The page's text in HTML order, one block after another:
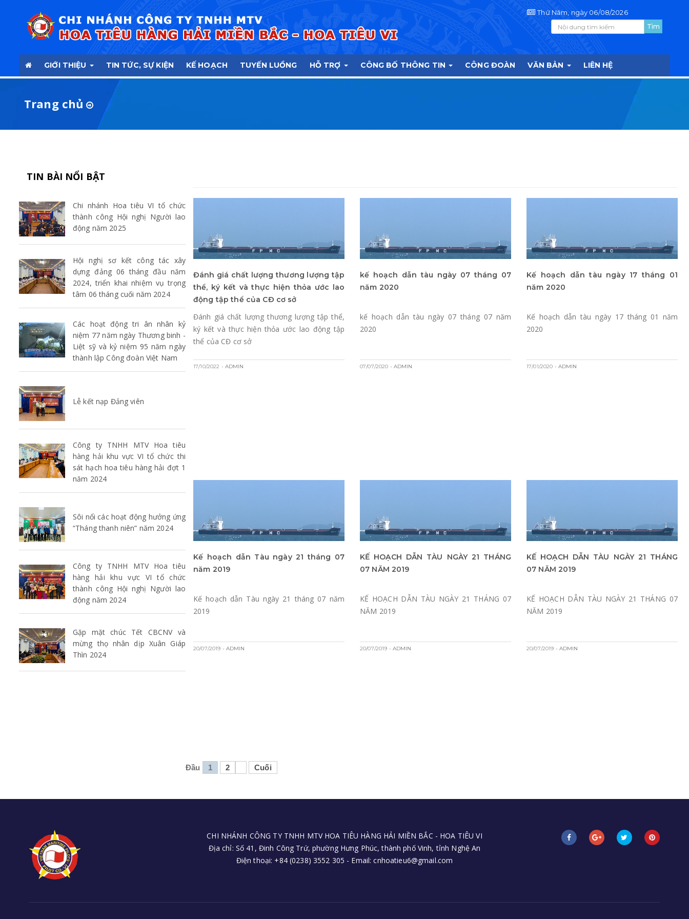
Thứ Năm, ngày 06/08/2026
GIỚI THIỆU TIN TỨC, SỰ KIỆN KẾ HOẠCH TUYẾN LUỒNG HỖ TRỢ CÔNG BỐ THÔNG TIN CÔNG ĐOÀN VĂN BẢN LIÊN HỆ
Trang chủ
TIN BÀI NỔI BẬT
Chi nhánh Hoa tiêu VI tổ chức
thành công Hội nghị Người lao
động năm 2025
Hội nghị sơ kết công tác xây
dựng đảng 06 tháng đầu năm
2024, triển khai nhiệm vụ trọng
tâm 06 tháng cuối năm 2024
Các hoạt động tri ân nhân kỷ
niệm 77 năm ngày Thương binh -
Liệt sỹ và kỷ niệm 95 năm ngày
thành lập Công đoàn Việt Nam
Lễ kết nạp Đảng viên
Công ty TNHH MTV Hoa tiêu
hàng hải khu vực VI tổ chức thi
sát hạch hoa tiêu hàng hải đợt 1
năm 2024
Sôi nổi các hoạt động hưởng ứng
“Tháng thanh niên” năm 2024
Công ty TNHH MTV Hoa tiêu
hàng hải khu vực VI tổ chức
thành công Hội nghị Người lao
động năm 2024
Gặp mặt chúc Tết CBCNV và
mừng thọ nhân dịp Xuân Giáp
Thìn 2024
Đánh giá chất lượng thương lượng tập
thể, ký kết và thực hiện thỏa ước lao
động tập thể của CĐ cơ sở
Đánh giá chất lượng thương lượng tập thể,
ký kết và thực hiện thỏa ước lao động tập
thể của CĐ cơ sở
17/10/2022 - ADMIN
kế hoạch dẫn tàu ngày 07 tháng 07
năm 2020
kế hoạch dẫn tàu ngày 07 tháng 07 năm
2020
07/07/2020 - ADMIN
Kế hoạch dẫn tàu ngày 17 tháng 01
năm 2020
Kế hoạch dẫn tàu ngày 17 tháng 01 năm
2020
17/01/2020 - ADMIN
Kế hoạch dẫn Tàu ngày 21 tháng 07
năm 2019
Kế hoạch dẫn Tàu ngày 21 tháng 07 năm
2019
20/07/2019 - ADMIN
KẾ HOẠCH DẪN TÀU NGÀY 21 THÁNG
07 NĂM 2019
KẾ HOẠCH DẪN TÀU NGÀY 21 THÁNG 07
NĂM 2019
20/07/2019 - ADMIN
KẾ HOẠCH DẪN TÀU NGÀY 21 THÁNG
07 NĂM 2019
KẾ HOẠCH DẪN TÀU NGÀY 21 THÁNG 07
NĂM 2019
20/07/2019 - ADMIN
Đầu 1 2 Cuối
CHI NHÁNH CÔNG TY TNHH MTV HOA TIÊU HÀNG HẢI MIỀN BẮC - HOA TIÊU VI
Địa chỉ: Số 41, Đinh Công Trứ, phường Hưng Phúc, thành phố Vinh, tỉnh Nghệ An
Điện thoại: +84 (0238) 3552 305 - Email: cnhoatieu6@gmail.com